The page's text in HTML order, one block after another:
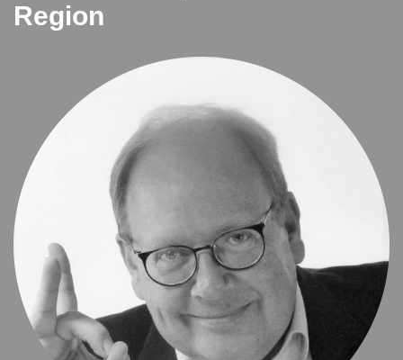
Region